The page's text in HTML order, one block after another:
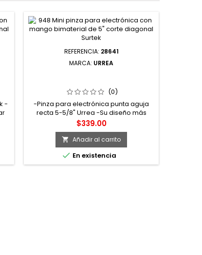
-
REFERENCIA: 28641
MARCA: URREA
PUNTA AGUJA RECTA URREA
(0)
-Pinza para electrónica punta aguja
recta 5-5/8" Urrea -Su diseño más
largo, firme y cónico permiten el
acceso a áreas más reducidas -
Quijadas moleteadas para un mejor
agarre -Con resorte para acción de
autoapertura -Mangos curvos proveen
mayor control de la pinza
Precio
$339.00
 Añadir al carrito
 En existencia